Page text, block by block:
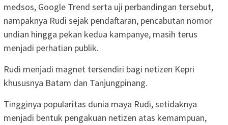
medsos, Google Trend serta uji perbandingan tersebut,
nampaknya Rudi sejak pendaftaran, pencabutan nomor
undian hingga pekan kedua kampanye, masih terus
menjadi perhatian publik.
Rudi menjadi magnet tersendiri bagi netizen Kepri
khususnya Batam dan Tanjungpinang.
Tingginya popularitas dunia maya Rudi, setidaknya
menjadi bentuk pengakuan netizen atas kemampuan,